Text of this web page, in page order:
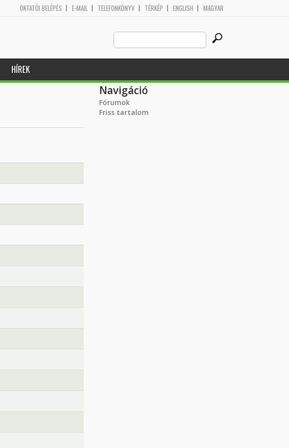
OKTATÓI BELÉPÉS E-MAIL TELEFONKÖNYV TÉRKÉP ENGLISH MAGYAR
Search
this
site
HÍREK
Navigáció
Fórumok
Friss tartalom